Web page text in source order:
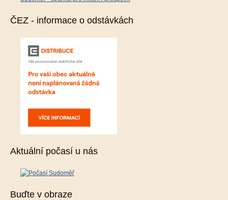
ČEZ - informace o odstávkách
Aktuální počasí u nás
Buďte v obraze